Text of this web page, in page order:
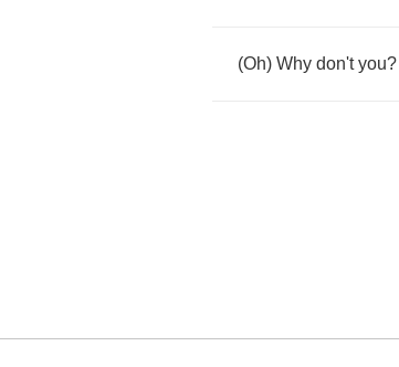
(Oh) Why don't you?